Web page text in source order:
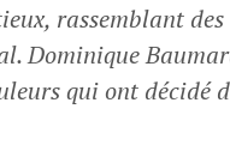
rassemblant des
Dominique
qui ont décidé